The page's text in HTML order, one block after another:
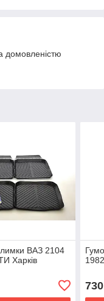
домовленістю
ВАЗ 2104
Харків
730